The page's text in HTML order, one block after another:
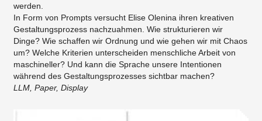
werden.
In Form von Prompts versucht Elise Olenina ihren kreativen
Gestaltungsprozess nachzuahmen. Wie strukturieren wir
Dinge? Wie schaffen wir Ordnung und wie gehen wir mit Chaos
um? Welche Kriterien unterscheiden menschliche Arbeit von
maschineller? Und kann die Sprache unsere Intentionen
während des Gestaltungsprozesses sichtbar machen?
LLM, Paper, Display